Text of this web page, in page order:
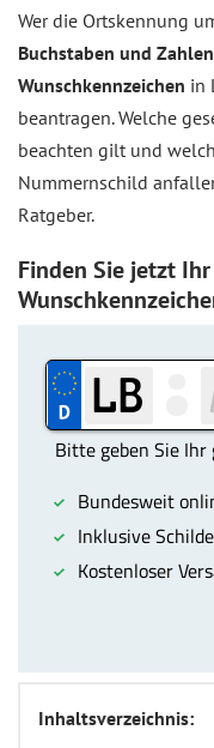
Wer die Ortskennung
Buchstaben und Zahlen
Wunschkennzeichen in
beantragen. Welche
beachten gilt und
Nummernschild
Ratgeber.
Finden Sie jetzt
Inhaltsverzeichnis: